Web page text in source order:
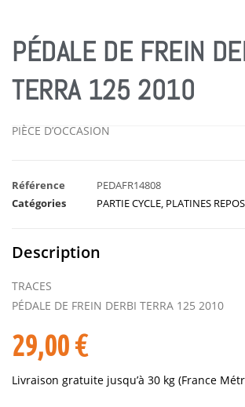
PÉDALE DE FREIN
TERRA 125 2010
PIÈCE D’OCCASION
Référence
PEDAFR14808
Catégories
PARTIE CYCLE PLATINES
Description
TRACES
PÉDALE DE FREIN DERBI TERRA 125 2010
29,00€
Livraison gratuite jusqu’à 30 kg (France